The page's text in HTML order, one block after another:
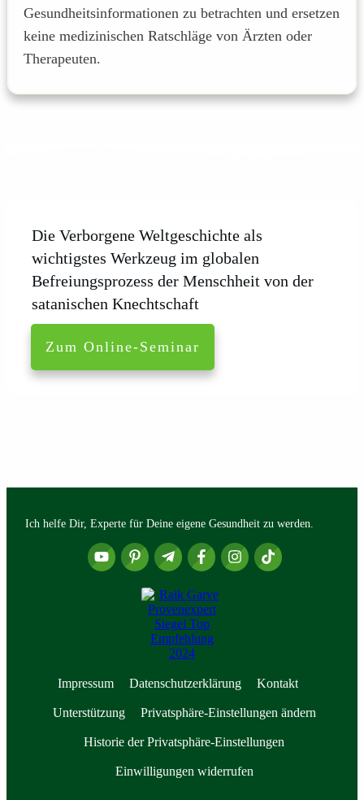
Gesundheitsinformationen zu betrachten und ersetzen
keine medizinischen Ratschläge von Ärzten oder
Therapeuten.
Die Verborgene Weltgeschichte als
wichtigstes Werkzeug im globalen
Befreiungsprozess der Menschheit von der
satanischen Knechtschaft
Zum Online-Seminar
Ich helfe Dir, Experte für Deine eigene Gesundheit zu werden.
Impressum Datenschutzerklärung Kontakt
Unterstützung Privatsphäre-Einstellungen ändern
Historie der Privatsphäre-Einstellungen
Einwilligungen widerrufen